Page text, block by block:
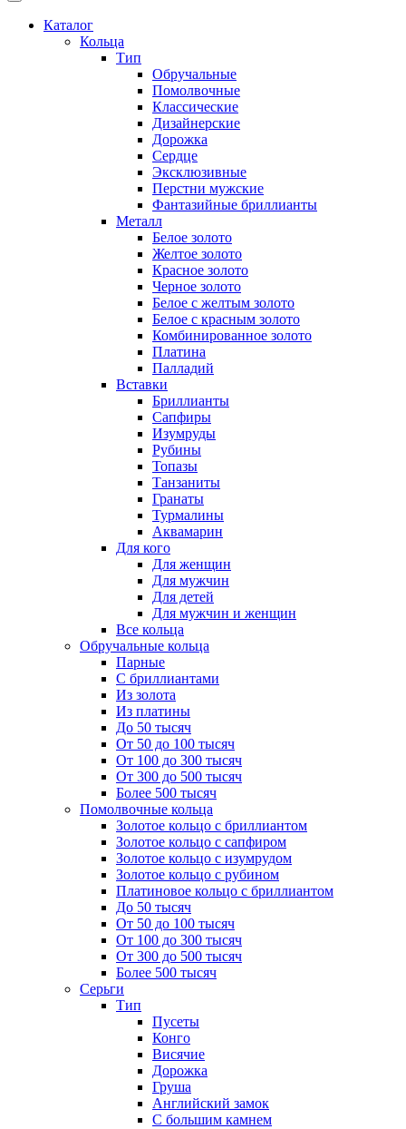
Каталог
Кольца
Тип
Обручальные
Помолвочные
Классические
Дизайнерские
Дорожка
Сердце
Эксклюзивные
Перстни мужские
Фантазийные бриллианты
Металл
Белое золото
Желтое золото
Красное золото
Черное золото
Белое с желтым золото
Белое с красным золото
Комбинированное золото
Платина
Палладий
Вставки
Бриллианты
Сапфиры
Изумруды
Рубины
Топазы
Танзаниты
Гранаты
Турмалины
Аквамарин
Для кого
Для женщин
Для мужчин
Для детей
Для мужчин и женщин
Все кольца
Обручальные кольца
Парные
С бриллиантами
Из золота
Из платины
До 50 тысяч
От 50 до 100 тысяч
От 100 до 300 тысяч
От 300 до 500 тысяч
Более 500 тысяч
Помолвочные кольца
Золотое кольцо с бриллиантом
Золотое кольцо с сапфиром
Золотое кольцо с изумрудом
Золотое кольцо с рубином
Платиновое кольцо с бриллиантом
До 50 тысяч
От 50 до 100 тысяч
От 100 до 300 тысяч
От 300 до 500 тысяч
Более 500 тысяч
Серьги
Тип
Пусеты
Конго
Висячие
Дорожка
Груша
Английский замок
С большим камнем